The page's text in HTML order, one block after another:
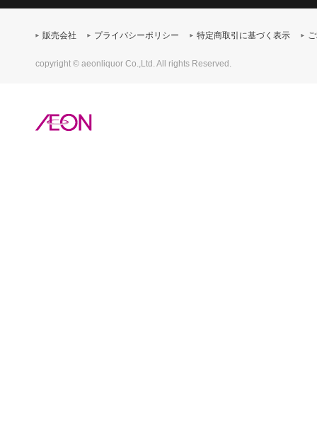
販売会社 プライバシーポリシー 特定商取引に基づく表示
copyright © aeonliquor Co.,Ltd. All rights Reserved.